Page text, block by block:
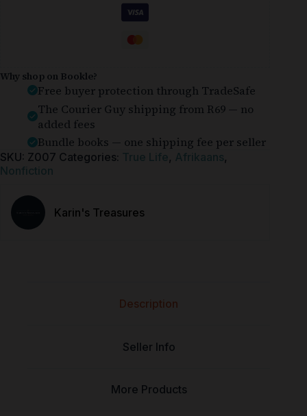
Why shop on Bookle?
Free buyer protection through TradeSafe
The Courier Guy shipping from R69 — no
added fees
Bundle books — one shipping fee per seller
SKU: Z007 Categories: True Life, Afrikaans,
Nonfiction
Karin's Treasures
Description
Seller Info
More Products